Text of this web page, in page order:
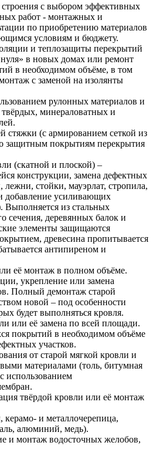
строения с выбором эффективных
работ - монтажных и
по приобретению материалов
условиям и бюджету.
и теплозащиты перекрытий
нуля» в новых домах или ремонт
в необходимом объёме, в том
с заменой на изолянты
рулонных материалов и
минераловатных и
стяжки (с армированием сеткой из
защитным покрытиям перекрытия
(скатной и плоской) –
конструкции, замена дефектных
лежни, стойки, мауэрлат, стропила,
добавление усиливающих
Выполняется из стальных
сечения, деревянных балок и
элементы защищаются
древесина пропитывается
антипиреном и
её монтаж в полном объёме.
укрепление или замена
Полный демонтаж старой
новой – под особенности
будет выполняться кровля.
или её замена по всей площади.
покрытий в необходимом объёме
участков.
от старой мягкой кровли и
материалами (толь, битумная
использованием
твёрдой кровли или её монтаж
и металлочерепица,
алюминий, медь).
и монтаж водосточных желобов,